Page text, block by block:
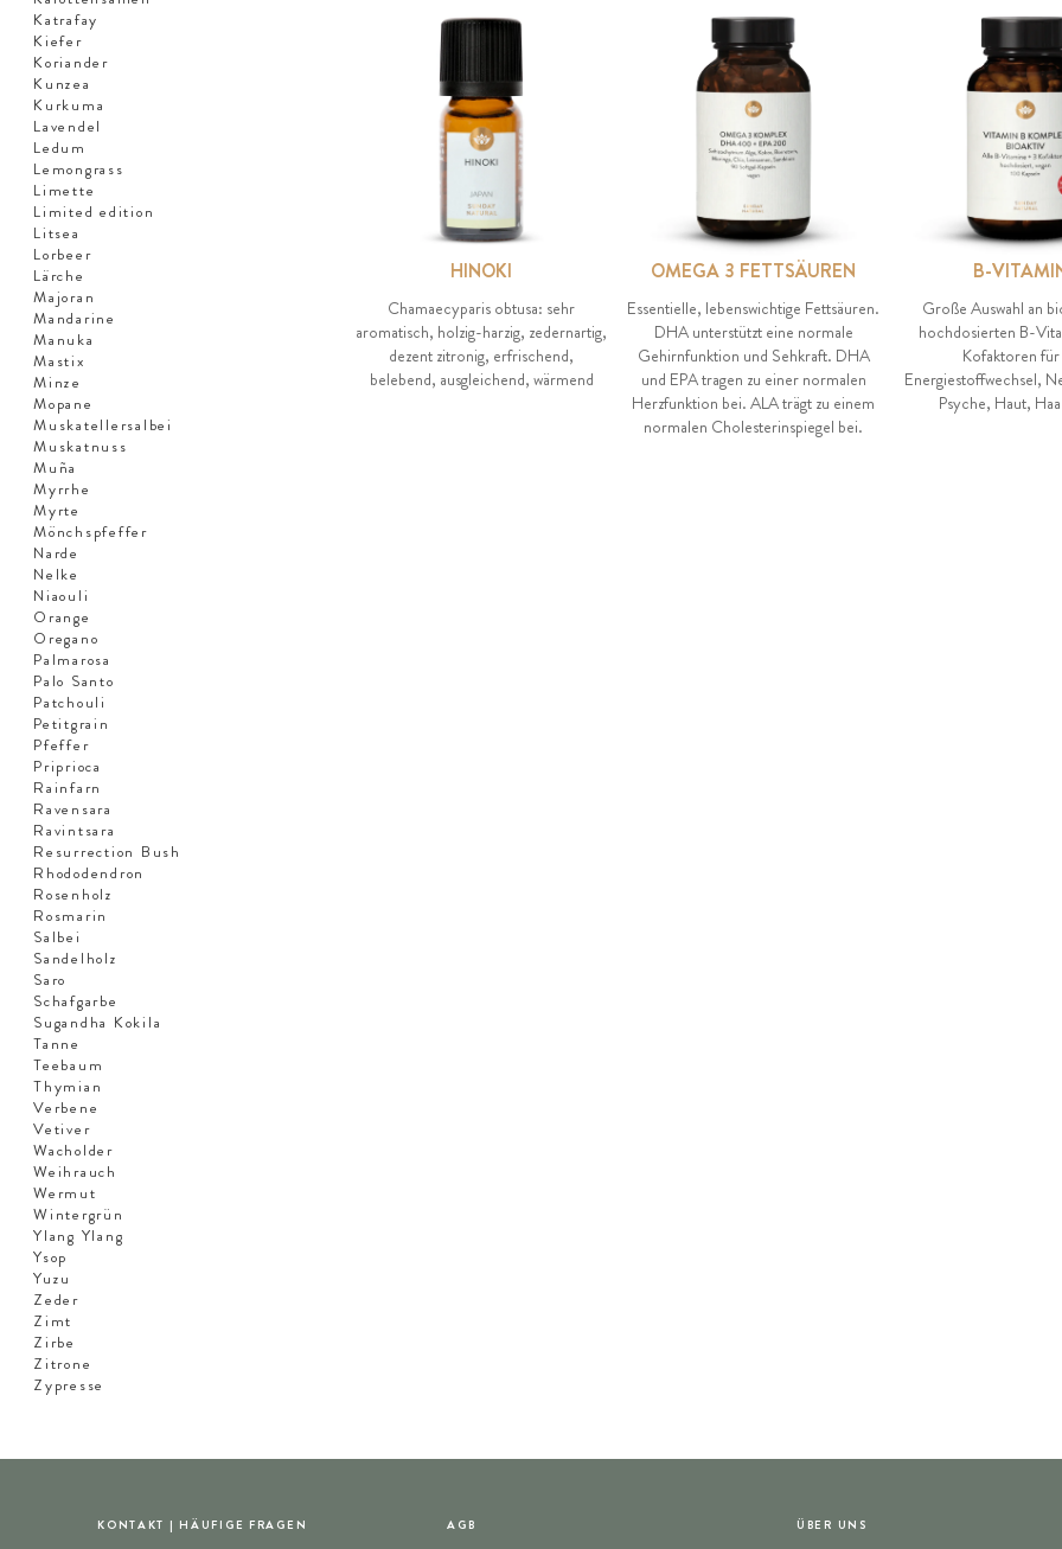
HINOKI
Chamaecyparis obtusa: sehr
aromatisch, holzig-harzig, zedernartig,
dezent zitronig, erfrischend,
belebend, ausgleichend, wärmend
OMEGA 3 FETTSÄUREN
Essentielle, lebenswichtige Fettsäuren.
DHA unterstützt eine normale
Gehirnfunktion und Sehkraft. DHA
und EPA tragen zu einer normalen
Herzfunktion bei. ALA trägt zu einem
normalen Cholesterinspiegel bei.
B-
Große Auswahl an
hochdosierten B-
Kofaktoren
Energiestoffwechsel,
Psyche, Haut,
Katrafay
Kiefer
Koriander
Kunzea
Kurkuma
Lavendel
Ledum
Lemongrass
Limette
Limited edition
Litsea
Lorbeer
Lärche
Majoran
Mandarine
Manuka
Mastix
Minze
Mopane
Muskatellersalbei
Muskatnuss
Muña
Myrrhe
Myrte
Mönchspfeffer
Narde
Nelke
Niaouli
Orange
Oregano
Palmarosa
Palo Santo
Patchouli
Petitgrain
Pfeffer
Priprioca
Rainfarn
Ravensara
Ravintsara
Resurrection Bush
Rhododendron
Rosenholz
Rosmarin
Salbei
Sandelholz
Saro
Schafgarbe
Sugandha Kokila
Tanne
Teebaum
Thymian
Verbene
Vetiver
Wacholder
Weihrauch
Wermut
Wintergrün
Ylang Ylang
Ysop
Yuzu
Zeder
Zimt
Zirbe
Zitrone
Zypresse
KONTAKT | HÄUFIGE FRAGEN AGB ÜBER UNS